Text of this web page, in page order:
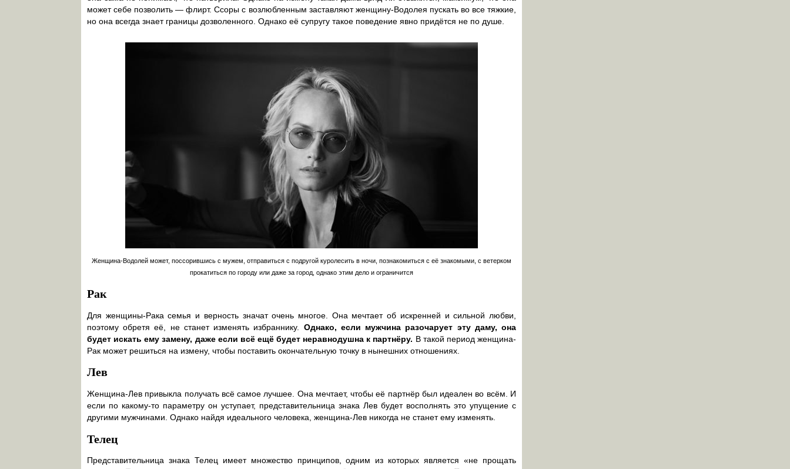
может себе позволить — флирт. Ссоры с возлюбленным заставляют женщину-Водолея пускать во все тяжкие,
но она всегда знает границы дозволенного. Однако её супругу такое поведение явно придётся не по душе.
Женщина-Водолей может, поссорившись с мужем, отправиться с подругой куролесить в ночи, познакомиться с её знакомыми, с ветерком
прокатиться по городу или даже за город, однако этим дело и ограничится
Рак
Для женщины-Рака семья и верность значат очень многое. Она мечтает об искренней и сильной любви,
поэтому обретя её, не станет изменять избраннику. Однако, если мужчина разочарует эту даму, она
будет искать ему замену, даже если всё ещё будет неравнодушна к партнёру. В такой период женщина-
Рак может решиться на измену, чтобы поставить окончательную точку в нынешних отношениях.
Лев
Женщина-Лев привыкла получать всё самое лучшее. Она мечтает, чтобы её партнёр был идеален во всём. И
если по какому-то параметру он уступает, представительница знака Лев будет восполнять это упущение с
другими мужчинами. Однако найдя идеального человека, женщина-Лев никогда не станет ему изменять.
Телец
Представительница знака Телец имеет множество принципов, одним из которых является «не прощать